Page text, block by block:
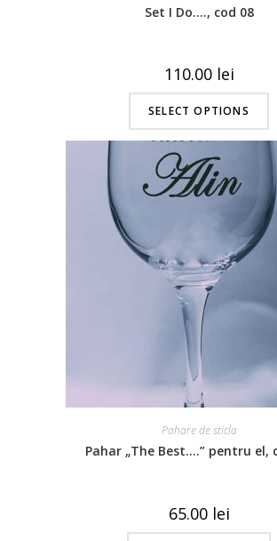
Set I Do…., cod 08
110.00 lei
SELECT OPTIONS
Pahare de sticla
Pahar „The Best….” pentru el,
65.00 lei